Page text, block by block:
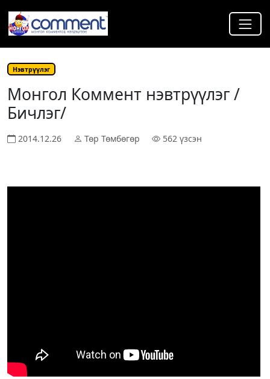
Нэвтрүүлэг
Монгол Коммент нэвтрүүлэг /
Бичлэг/
2014.12.26 Төр Төмбөгөр 562 үзсэн